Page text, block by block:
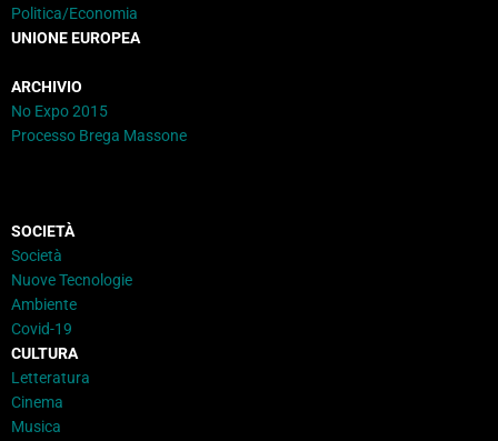
Politica/Economia
UNIONE EUROPEA
ARCHIVIO
No Expo 2015
Processo Brega Massone
SOCIETÀ
Società
Nuove Tecnologie
Ambiente
Covid-19
CULTURA
Letteratura
Cinema
Musica